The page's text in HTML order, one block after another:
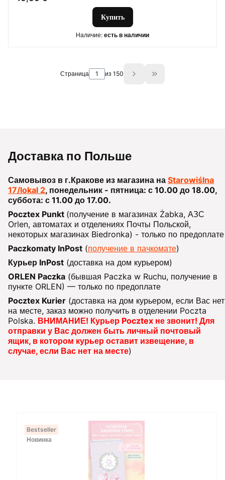
Купить
Наличие: есть в наличии
Страница из 150 Go to the last page
Доставка по Польше
Самовывоз в г.Кракове из магазина на Starowiślna
17/lokal 2, понедельник - пятница: с 10.00 до 18.00,
суббота: с 11.00 до 17.00.
Pocztex Punkt (получение в магазинах Żabka, АЗС
Orlen, автоматах и отделениях Почты Польской,
некоторых магазинах Biedronka) - только по предоплате
Paczkomaty InPost (получение в пачкомате)
Курьер InPost (доставка на дом курьером)
ORLEN Paczka (бывшая Paczka w Ruchu, получение в
пункте ORLEN) — только по предоплате
Pocztex Kurier (доставка на дом курьером, если Вас нет
на месте, заказ можно получить в отделении Poczta
Polska. ВНИМАНИЕ! Курьер Pocztex не звонит! Для
отправки у Вас должен быть личный почтовый
ящик, в котором курьер оставит извещение, в
случае, если Вас нет на месте)
Bestseller
Новинка